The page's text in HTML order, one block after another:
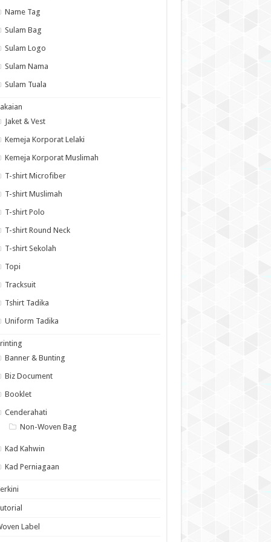
Name Tag
Sulam Bag
Sulam Logo
Sulam Nama
Sulam Tuala
Jaket & Vest
Kemeja Korporat Lelaki
Kemeja Korporat Muslimah
T-shirt Microfiber
T-shirt Muslimah
T-shirt Polo
T-shirt Round Neck
T-shirt Sekolah
Topi
Tracksuit
Tshirt Tadika
Uniform Tadika
Banner & Bunting
Biz Document
Booklet
Cenderahati
Non-Woven Bag
Kad Kahwin
Kad Perniagaan
Label